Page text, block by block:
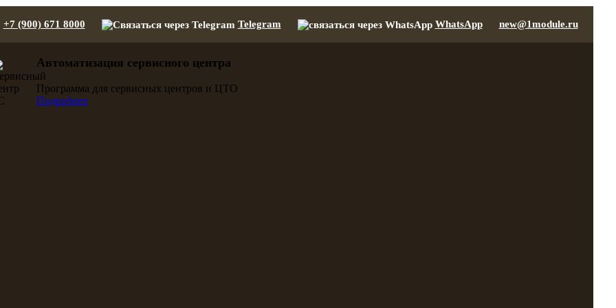
+7 (900) 671 8000 Telegram WhatsApp new@1module.ru
Автоматизация сервисного центра
Программа для сервисных центров и ЦТО
Подробнее